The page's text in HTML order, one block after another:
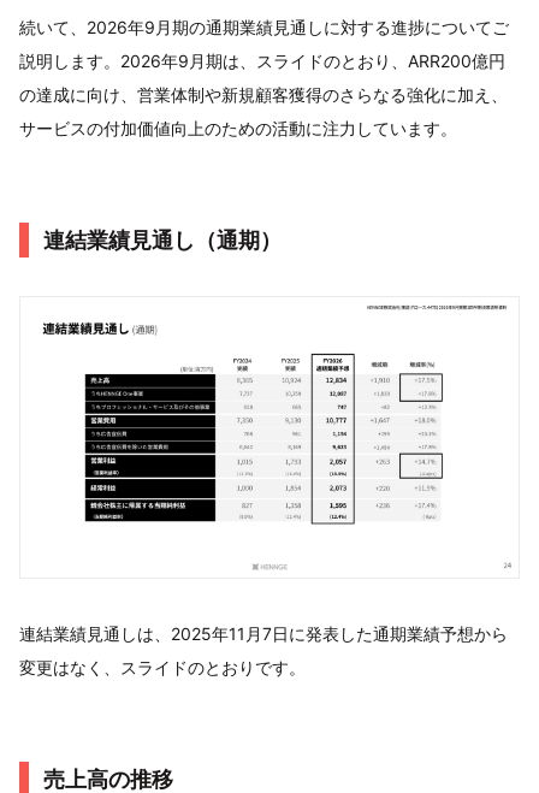
続いて、2026年9月期の通期業績見通しに対する進捗についてご
説明します。2026年9月期は、スライドのとおり、ARR200億円
の達成に向け、営業体制や新規顧客獲得のさらなる強化に加え、
サービスの付加価値向上のための活動に注力しています。
連結業績見通し（通期）
連結業績見通しは、2025年11月7日に発表した通期業績予想から
変更はなく、スライドのとおりです。
売上高の推移